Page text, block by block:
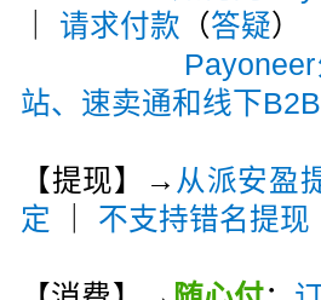
请求付款 （答疑）
站、速卖通和线下
【提现】→ 从派安盈
定
不支持错名提现